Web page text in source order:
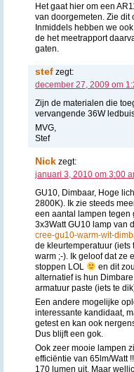
Het gaat hier om een
van doorgemeten. Zie dit
Inmiddels hebben we
de het meetrapport
gaten.
stef zegt:
december 27, 2009 om
Zijn de materialen die
vervangende 36W
MVG,
Stef
Nick zegt:
januari 3, 2010 om 3:00
GU10, Dimbaar, Hoge
2800K). Ik zie steeds
een aantal lampen tegen
3x3Watt GU10 lamp van
cree-gu10-warm-wit-
de kleurtemperatuur (iets
warm ;-). Ik geloof dat ze
stoppen LOL
en dit
alternatief is hun
armatuur paste (iets te
Een andere mogelijke
interessante kandidaat,
getest en kan ook
Dus blijft een gok.
Ook zeer mooie lampen
efficiëntie van 65lm/Watt
170 lumen uit. Maar